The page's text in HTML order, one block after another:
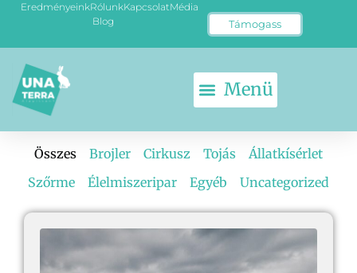
EredményeinkRólunkKapcsolatMédia
Blog
Támogass
Brojler Cirkusz Tojás
Állatkísérlet
Szőrme
Élelmiszeripar Egyéb Uncategorized
Összes